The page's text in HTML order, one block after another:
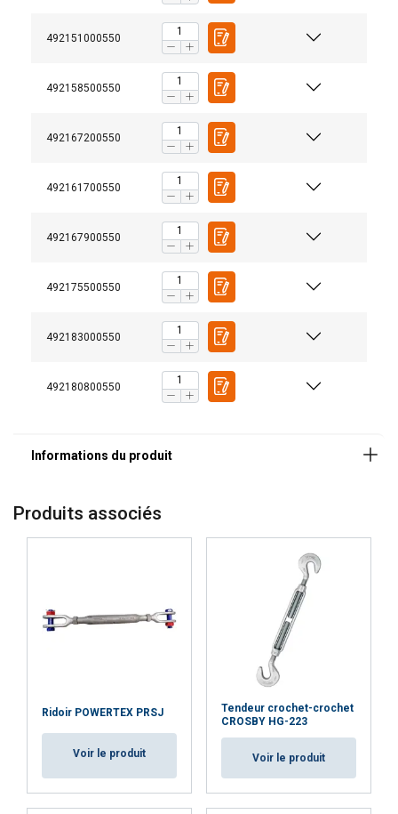
492151000550
492158500550
492167200550
492161700550
492167900550
492175500550
492183000550
492180800550
Norme:
Produits associés
Ridoir POWERTEX PRSJ
Voir le produit
Tendeur crochet-crochet
CROSBY HG-223
Voir le produit
Ce site Web utilise des cookies
contenu, les publicités et analyser notre trafic.